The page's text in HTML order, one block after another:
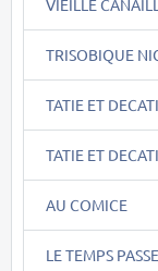
VIEILLE
TRISOBIQUE
TATIE ET
TATIE ET
AU COMICE
LE TEMPS